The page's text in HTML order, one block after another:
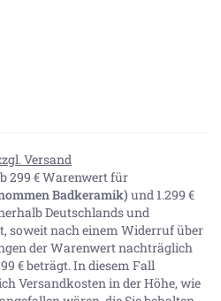
Versand
299 € Warenwert für
Badkeramik) und 1.299 €
Deutschlands und
soweit nach einem Widerruf über
der Warenwert nachträglich
€ beträgt. In diesem Fall
Versandkosten in der Höhe, wie